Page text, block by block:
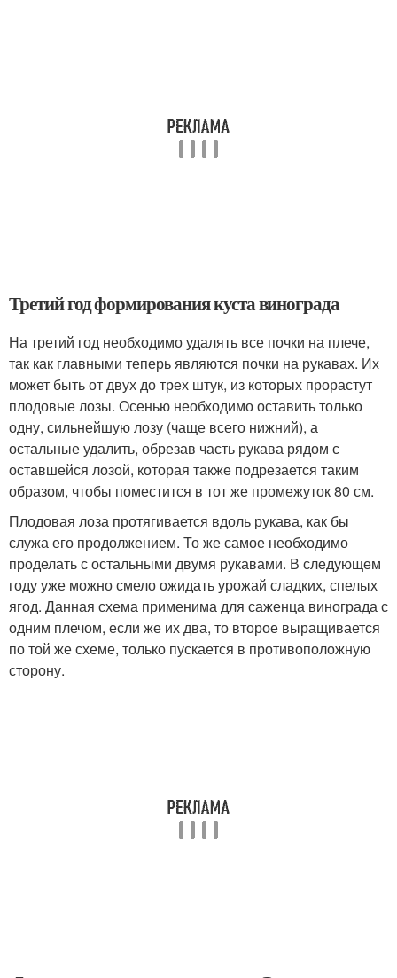
Третий год формирования куста винограда
На третий год необходимо удалять все почки на плече,
так как главными теперь являются почки на рукавах. Их
может быть от двух до трех штук, из которых прорастут
плодовые лозы. Осенью необходимо оставить только
одну, сильнейшую лозу (чаще всего нижний), а
остальные удалить, обрезав часть рукава рядом с
оставшейся лозой, которая также подрезается таким
образом, чтобы поместится в тот же промежуток 80 см.
Плодовая лоза протягивается вдоль рукава, как бы
служа его продолжением. То же самое необходимо
проделать с остальными двумя рукавами. В следующем
году уже можно смело ожидать урожай сладких, спелых
ягод. Данная схема применима для саженца винограда с
одним плечом, если же их два, то второе выращивается
по той же схеме, только пускается в противоположную
сторону.